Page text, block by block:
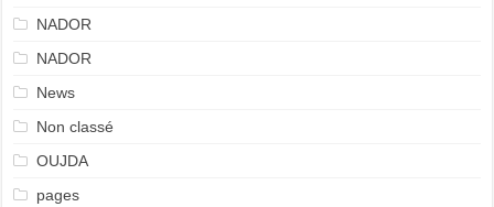
NADOR
NADOR
News
Non classé
OUJDA
pages